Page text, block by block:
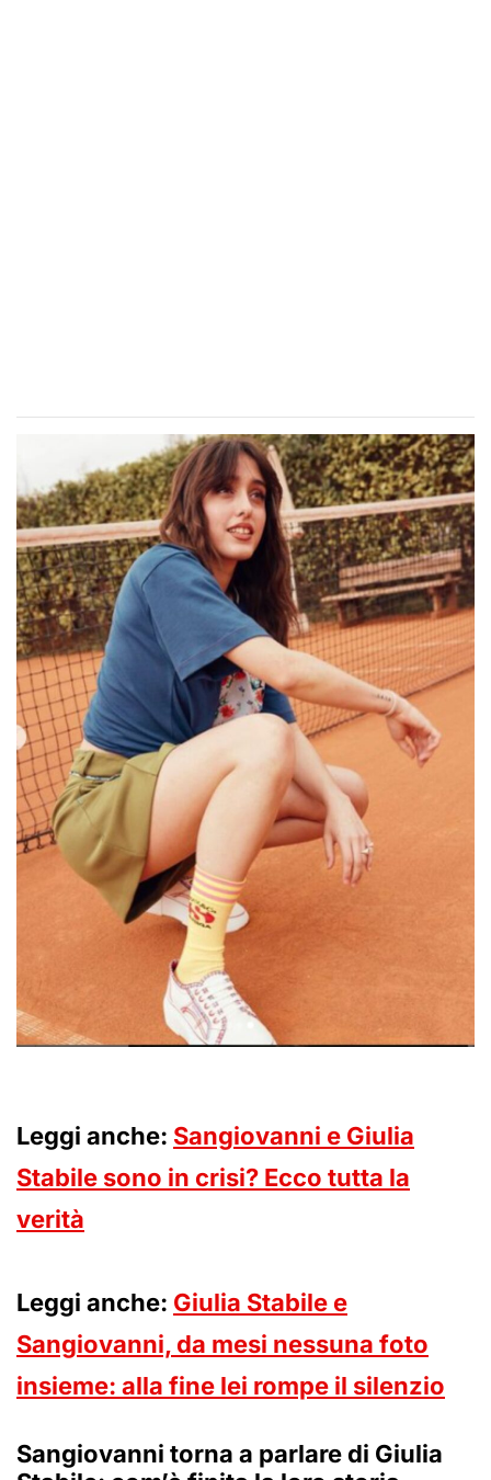
Leggi anche: Sangiovanni e Giulia
Stabile sono in crisi? Ecco tutta la
verità
Leggi anche: Giulia Stabile e
Sangiovanni, da mesi nessuna foto
insieme: alla fine lei rompe il silenzio
Sangiovanni torna a parlare di Giulia